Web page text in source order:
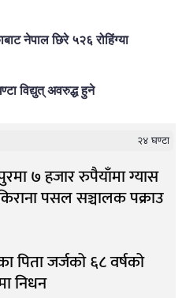
नेपाल छिरे ५२६ रोहिंग्या
विद्युत् अवरुद्ध हुने
२४ घण्टा
७ हजार रुपैयाँमा ग्यास
पसल सञ्चालक पक्राउ
पिता जर्जको ६८ वर्षको
निधन